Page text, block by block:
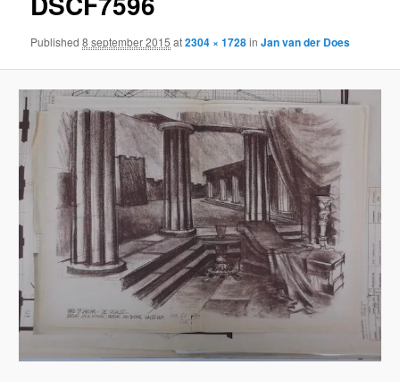
Published8 september 2015 at2304 × 1728inJan van der Does